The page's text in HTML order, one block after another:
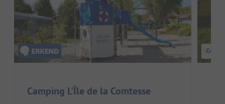
Camping L'Île de la Comtesse